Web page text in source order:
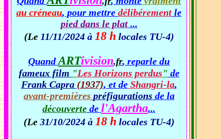
au créneau, pour mettre délibérement le
pied dans le plat...
(Le 11/11/2024 à 18 h locales TU-4)
QuandARTivision.fr, reparle du
fameux film "Les Horizons perdus" de
Frank Capra (1937), et deShangri-la,
avant-premières préfigurations de la
découverte de l'Agartha...
(Le 31/10/2024 à 18 h locales TU-4)